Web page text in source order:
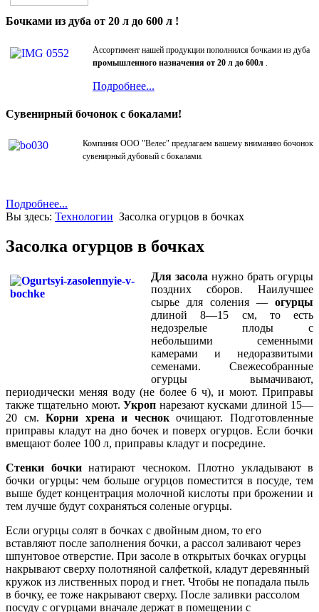
Бочками из дуба от 20 л до 600 л !
Ассортимент нашей продукции пополнился бочками из дуба
промышленного назначения от 20 л до 600л .
Подробнее...
Сувенирный бочонок с бокалами!
Компания ООО "Велес" предлагаем вашему вниманию бочонок
сувенирный дубовый с бокалами.
Подробнее...
Вы здесь: Технологии Засолка огурцов в бочках
Засолка огурцов в бочках
Для засола нужно брать огурцы
поздних сборов. Наилучшее
сырье для соления — огурцы
длиной 8—15 см, то есть
недозрелые плоды с
небольшими семенными
камерами и недоразвитыми
семенами. Свежесобранные
огурцы вымачивают,
периодически меняя воду (не более 6 ч), и моют. Приправы
также тщательно моют.Укроп нарезают кусками длиной 15—
20 см.Корни хрена и чеснокочищают. Подготовленные
приправы кладут на дно бочек и поверх огурцов. Если бочки
вмещают более 100 л, приправы кладут и посредине.
Стенки бочкинатирают чесноком. Плотно укладывают в
бочки огурцы: чем больше огурцов поместится в посуде, тем
выше будет концентрация молочной кислоты при брожении и
тем лучше будут сохраняться соленые огурцы.
Если огурцы солят в бочках с двойным дном, то его
вставляют после заполнения бочки, а рассол заливают через
шпунтовое отверстие. При засоле в открытых бочках огурцы
накрывают сверху полотняной салфеткой, кладут деревянный
кружок из лиственных пород и гнет. Чтобы не попадала пыль
в бочку, ее тоже накрывают сверху. После заливки рассолом
посуду с огурцами вначале держат в помещении с